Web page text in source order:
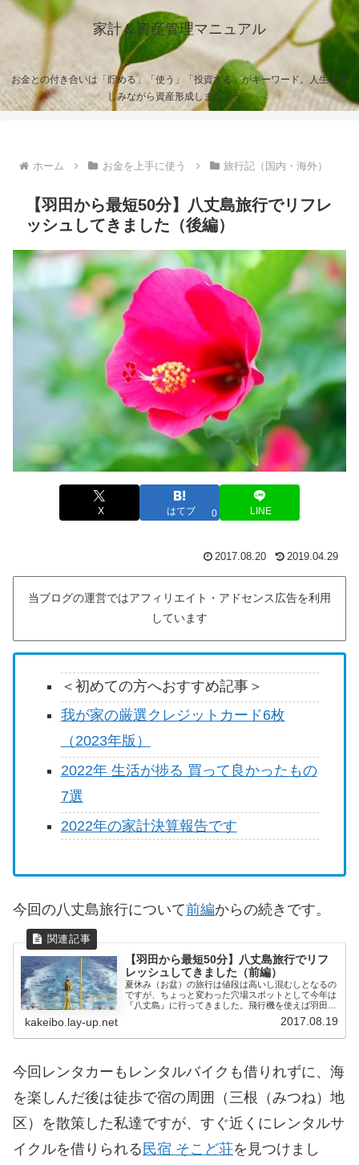
家計＆資産管理マニュアル
お金との付き合いは「貯める」「使う」「投資する」がキーワード。人生を楽
しみながら資産形成しましょう。
ホーム お金を上手に使う 旅行記（国内・海外）
【羽田から最短50分】八丈島旅行でリフレ
ッシュしてきました（後編）
X はてブ 0 LINE
2017.08.20 2019.04.29
当ブログの運営ではアフィリエイト・アドセンス広告を利用
しています
＜初めての方へおすすめ記事＞
我が家の厳選クレジットカード6枚
（2023年版）
2022年 生活が捗る 買って良かったもの
7選
2022年の家計決算報告です
今回の八丈島旅行について前編からの続きです。
【羽田から最短50分】八丈島旅行でリフ
レッシュしてきました（前編）
夏休み（お盆）の旅行は値段は高いし混むしとなるの
ですが、ちょっと変わった穴場スポットとして今年は
『八丈島』に行ってきました。飛行機を使えば羽田か
kakeibo.lay-up.net 2017.08.19
今回レンタカーもレンタルバイクも借りれずに、海
を楽しんだ後は徒歩で宿の周囲（三根（みつね）地
区）を散策した私達ですが、すぐ近くにレンタルサ
イクルを借りられる 民宿 そこど荘を見つけまし